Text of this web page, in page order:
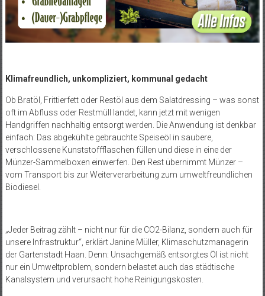
Klimafreundlich, unkompliziert, kommunal gedacht
Ob Bratöl, Frittierfett oder Restöl aus dem Salatdressing – was sonst
oft im Abfluss oder Restmüll landet, kann jetzt mit wenigen
Handgriffen nachhaltig entsorgt werden. Die Anwendung ist denkbar
einfach: Das abgekühlte gebrauchte Speiseöl in saubere,
verschlossene Kunststoffflaschen füllen und diese in eine der
Münzer-Sammelboxen einwerfen. Den Rest übernimmt Münzer –
vom Transport bis zur Weiterverarbeitung zum umweltfreundlichen
Biodiesel.
„Jeder Beitrag zählt – nicht nur für die CO2-Bilanz, sondern auch für
unsere Infrastruktur“, erklärt Janine Müller, Klimaschutzmanagerin
der Gartenstadt Haan. Denn: Unsachgemäß entsorgtes Öl ist nicht
nur ein Umweltproblem, sondern belastet auch das städtische
Kanalsystem und verursacht hohe Reinigungskosten.